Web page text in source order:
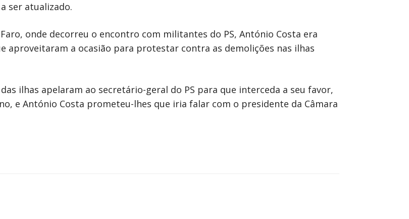
ser atualizado.
onde decorreu o encontro com militantes do PS, António Costa era
aproveitaram a ocasião para protestar contra as demolições nas ilhas
ilhas apelaram ao secretário-geral do PS para que interceda a seu favor,
e António Costa prometeu-lhes que iria falar com o presidente da Câmara